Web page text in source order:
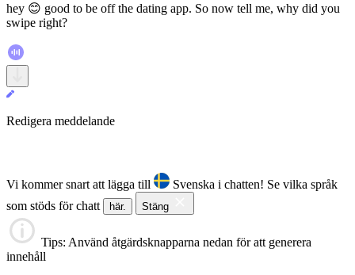
hey 😊 good to be off the dating app. So now tell me, why did you
swipe right?
Redigera meddelande
Vi kommer snart att lägga till Svenska i chatten! Se vilka språk
som stöds för chatt
här. Stäng
Tips: Använd åtgärdsknapparna nedan för att generera
innehåll